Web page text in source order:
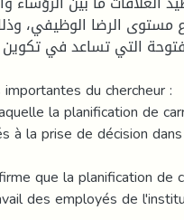
مستوى الرضا الوظيفي،
التي تساعد في تكوين
du chercheur :
la planification de
à la prise de décision
que la planification de
des employés de